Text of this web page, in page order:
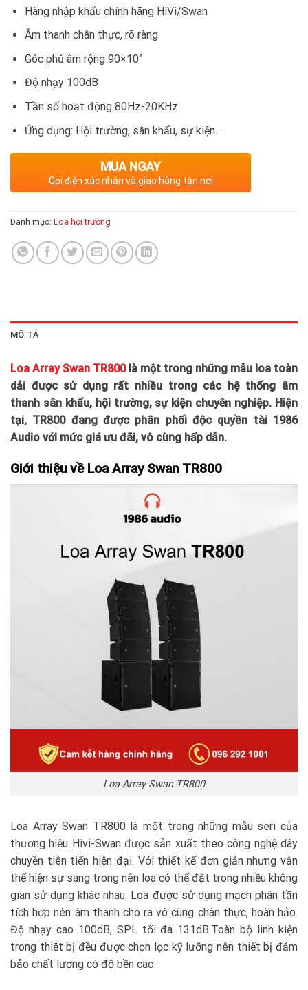
Hàng nhập khẩu chính hãng HiVi/Swan
Âm thanh chân thực, rõ ràng
Góc phủ âm rộng 90×10°
Độ nhạy 100dB
Tần số hoạt động 80Hz-20KHz
Ứng dụng: Hội trường, sân khấu, sự kiện…
MUA NGAY
Gọi điện xác nhận và giao hàng tận nơi
Danh mục: Loa hội trường
MÔ TẢ
Loa Array Swan TR800là một trong những mẫu loa toàn
dải được sử dụng rất nhiều trong các hệ thống âm
thanh sân khấu, hội trường, sự kiện chuyên nghiệp. Hiện
tại, TR800 đang được phân phối độc quyền tài 1986
Audio với mức giá ưu đãi, vô cùng hấp dẫn.
Giới thiệu về Loa Array Swan TR800
Loa Array Swan TR800
Loa Array Swan TR800 là một trong những mẫu seri của
thương hiệu Hivi-Swan được sản xuất theo công nghệ dây
chuyền tiên tiến hiện đại. Với thiết kế đơn giản nhưng vẫn
thể hiện sự sang trong nên loa có thể đặt trong nhiều không
gian sử dụng khác nhau. Loa được sử dụng mạch phân tần
tích hợp nên âm thanh cho ra vô cùng chân thực, hoàn hảo.
Độ nhạy cao 100dB, SPL tối đa 131dB.Toàn bộ linh kiện
trong thiết bị đều được chọn lọc kỹ lưỡng nên thiết bị đảm
bảo chất lượng có độ bền cao.